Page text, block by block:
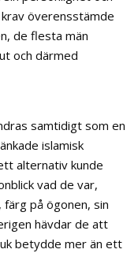
överensstämde
de flesta män
och därmed
samtidigt som en
islamisk
alternativ kunde
vad de var,
på ögonen, sin
hävdar de att
betydde mer än ett